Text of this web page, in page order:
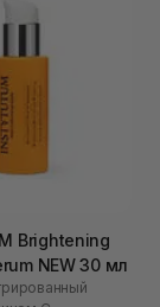
Brightening
NEW 30 мл